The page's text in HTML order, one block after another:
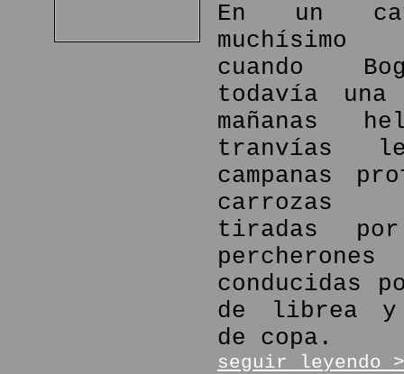
En un
cuando
todavía una
mañanas
tranvías
campanas
carrozas
tiradas
conducidas
de librea y
de copa.
seguir leyendo